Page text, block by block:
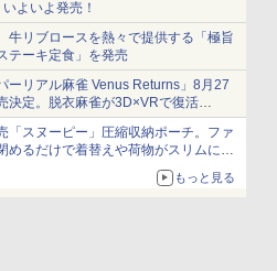
よいよ発売！
牛リブロースを熱々で提供する「極旨
テーキ定食」を発売
ーリアル麻雀 Venus Returns」8月27
決定。脱衣麻雀が3D×VRで復活
2週間は20%オフになるセールが実施
「スヌーピー」圧縮収納ポーチ。ファ
めるだけで着替えや荷物がスリムにま
もっと見る